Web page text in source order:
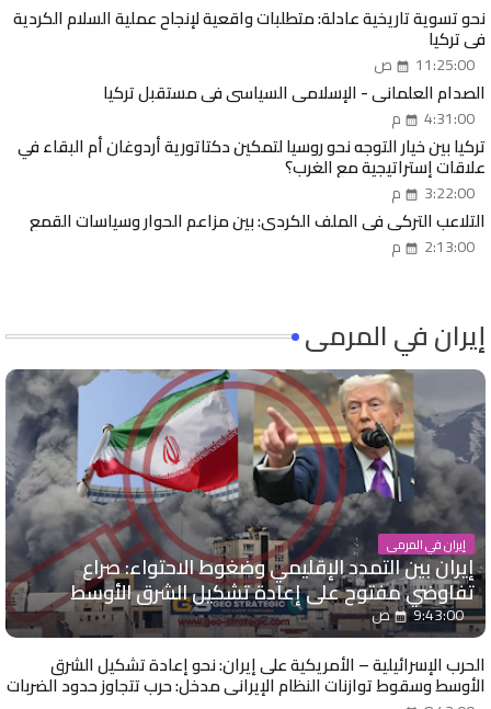
نحو تسوية تاريخية عادلة: متطلبات واقعية لإنجاح عملية السلام الكردية
في تركيا
11:25:00 ص
الصدام العلماني - الإسلامي السياسي في مستقبل تركيا
4:31:00 م
تركيا بين خيار التوجه نحو روسيا لتمكين دكتاتورية أردوغان أم البقاء في
علاقات إستراتيجية مع الغرب؟
3:22:00 م
التلاعب التركي في الملف الكردي: بين مزاعم الحوار وسياسات القمع
2:13:00 م
إيران في المرمى
إيران في المرمى
إيران بين التمدد الإقليمي وضغوط الاحتواء: صراع
تفاوضي مفتوح على إعادة تشكيل الشرق الأوسط
9:43:00 ص
الحرب الإسرائيلية – الأمريكية على إيران: نحو إعادة تشكيل الشرق
الأوسط وسقوط توازنات النظام الإيراني مدخل: حرب تتجاوز حدود الضربات